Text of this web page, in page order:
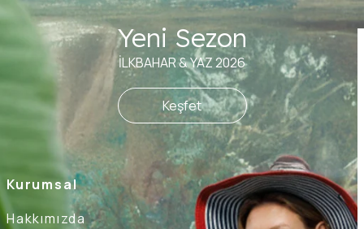
Kurumsal
Hakkımızda
Yeni Sezon
İLKBAHAR & YAZ 2026
Keşfet